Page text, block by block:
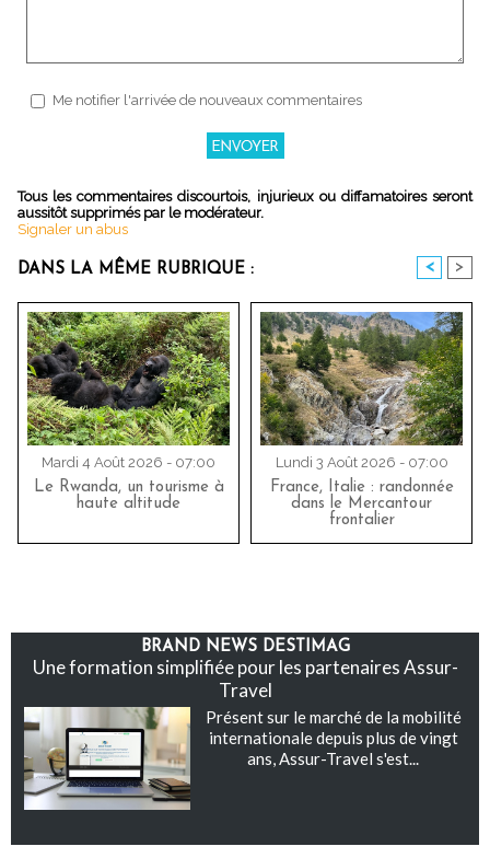
Me notifier l'arrivée de nouveaux commentaires
Tous les commentaires discourtois, injurieux ou diffamatoires seront
aussitôt supprimés par le modérateur.
Signaler un abus
DANS LA MÊME RUBRIQUE : < >
Mardi 4 Août 2026 - 07:00
Le Rwanda, un tourisme à
haute altitude
Lundi 3 Août 2026 - 07:00
France, Italie : randonnée
dans le Mercantour
frontalier
BRAND NEWS DESTIMAG
Une formation simplifiée pour les partenaires Assur-
Travel
Présent sur le marché de la mobilité
internationale depuis plus de vingt
ans, Assur-Travel s'est...